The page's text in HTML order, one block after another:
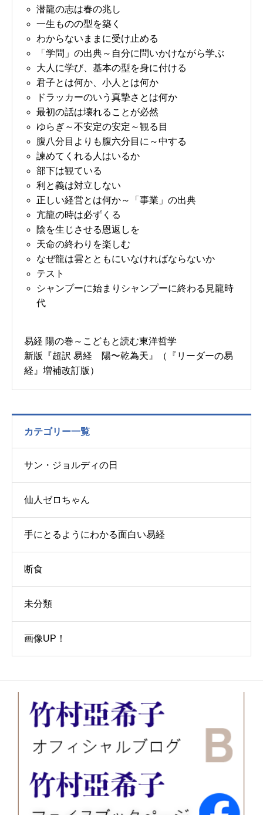
潜龍の志は春の兆し
一生ものの型を築く
わからないままに受け止める
「学問」の出典～自分に問いかけながら学ぶ
大人に学び、基本の型を身に付ける
君子とは何か、小人とは何か
ドラッカーのいう真摯さとは何か
最初の話は壊れることが必然
ゆらぎ～不安定の安定～観る目
腹八分目よりも腹六分目に～中する
諫めてくれる人はいるか
部下は観ている
利と義は対立しない
正しい経営とは何か～「事業」の出典
亢龍の時は必ずくる
陰を生じさせる恩返しを
天命の終わりを楽しむ
なぜ龍は雲とともにいなければならないか
テスト
シャンプーに始まりシャンプーに終わる見龍時
代
易経 陽の巻～こどもと読む東洋哲学
新版『超訳 易経 陽〜乾為天』（『リーダーの易
経』増補改訂版）
カテゴリー一覧
サン・ジョルディの日
仙人ゼロちゃん
手にとるようにわかる面白い易経
断食
未分類
画像UP！